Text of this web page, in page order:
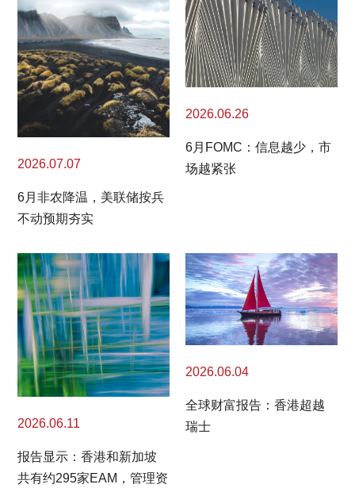
2026.07.07
6月非农降温，美联储按兵
不动预期夯实
2026.06.26
6月FOMC：信息越少，市
场越紧张
2026.06.11
报告显示：香港和新加坡
共有约295家EAM，管理资
2026.06.04
全球财富报告：香港超越
瑞士